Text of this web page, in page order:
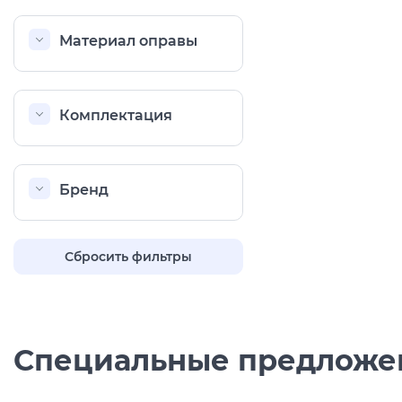
Материал оправы
Комплектация
Бренд
Сбросить фильтры
Специальные